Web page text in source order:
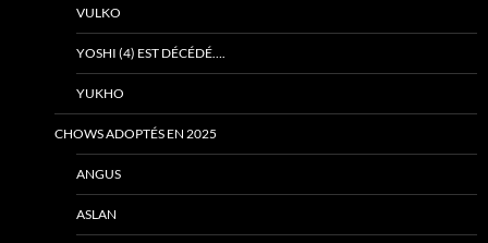
VULKO
YOSHI (4) EST DÉCÉDÉ….
YUKHO
CHOWS ADOPTÉS EN 2025
ANGUS
ASLAN